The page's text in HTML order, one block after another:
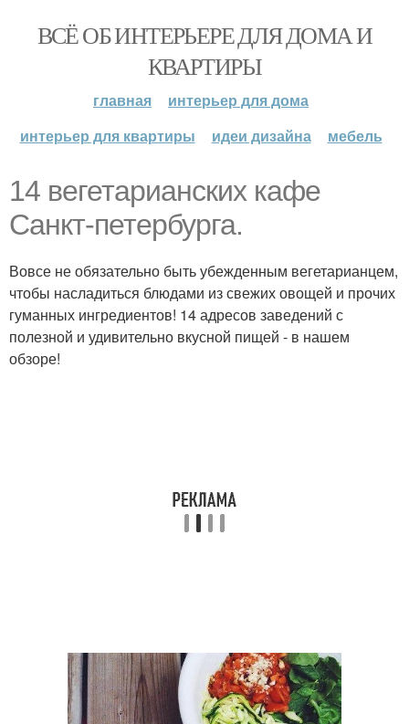
ВСЁ ОБ ИНТЕРЬЕРЕ ДЛЯ ДОМА И
КВАРТИРЫ
главная
интерьер для дома
интерьер для квартиры
идеи дизайна мебель
14 вегетарианских кафе
Санкт-петербурга.
Вовсе не обязательно быть убежденным вегетарианцем,
чтобы насладиться блюдами из свежих овощей и прочих
гуманных ингредиентов! 14 адресов заведений с
полезной и удивительно вкусной пищей - в нашем
обзоре!